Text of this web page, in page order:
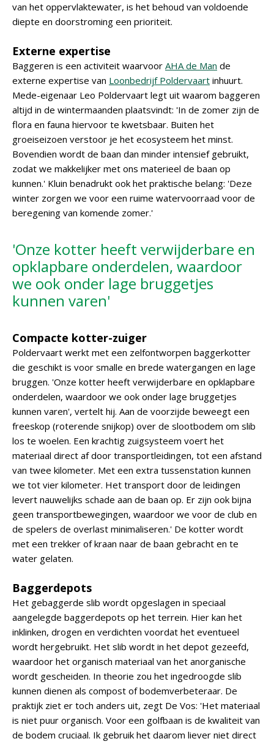
van het oppervlaktewater, is het behoud van voldoende
diepte en doorstroming een prioriteit.
Externe expertise
Baggeren is een activiteit waarvoor AHA de Man de
externe expertise van Loonbedrijf Poldervaart inhuurt.
Mede-eigenaar Leo Poldervaart legt uit waarom baggeren
altijd in de wintermaanden plaatsvindt: 'In de zomer zijn de
flora en fauna hiervoor te kwetsbaar. Buiten het
groeiseizoen verstoor je het ecosysteem het minst.
Bovendien wordt de baan dan minder intensief gebruikt,
zodat we makkelijker met ons materieel de baan op
kunnen.' Kluin benadrukt ook het praktische belang: 'Deze
winter zorgen we voor een ruime watervoorraad voor de
beregening van komende zomer.'
'Onze kotter heeft verwijderbare en
opklapbare onderdelen, waardoor
we ook onder lage bruggetjes
kunnen varen'
Compacte kotter-zuiger
Poldervaart werkt met een zelfontworpen baggerkotter
die geschikt is voor smalle en brede watergangen en lage
bruggen. 'Onze kotter heeft verwijderbare en opklapbare
onderdelen, waardoor we ook onder lage bruggetjes
kunnen varen', vertelt hij. Aan de voorzijde beweegt een
freeskop (roterende snijkop) over de slootbodem om slib
los te woelen. Een krachtig zuigsysteem voert het
materiaal direct af door transportleidingen, tot een afstand
van twee kilometer. Met een extra tussenstation kunnen
we tot vier kilometer. Het transport door de leidingen
levert nauwelijks schade aan de baan op. Er zijn ook bijna
geen transportbewegingen, waardoor we voor de club en
de spelers de overlast minimaliseren.' De kotter wordt
met een trekker of kraan naar de baan gebracht en te
water gelaten.
Baggerdepots
Het gebaggerde slib wordt opgeslagen in speciaal
aangelegde baggerdepots op het terrein. Hier kan het
inklinken, drogen en verdichten voordat het eventueel
wordt hergebruikt. Het slib wordt in het depot gezeefd,
waardoor het organisch materiaal van het anorganische
wordt gescheiden. In theorie zou het ingedroogde slib
kunnen dienen als compost of bodemverbeteraar. De
praktijk ziet er toch anders uit, zegt De Vos: 'Het materiaal
is niet puur organisch. Voor een golfbaan is de kwaliteit van
de bodem cruciaal. Ik gebruik het daarom liever niet direct